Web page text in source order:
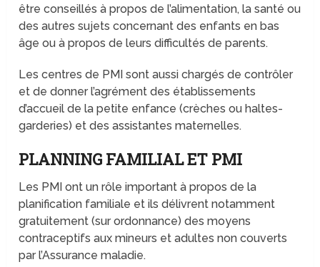
être conseillés à propos de l’alimentation, la santé ou
des autres sujets concernant des enfants en bas
âge ou à propos de leurs difficultés de parents.
Les centres de PMI sont aussi chargés de contrôler
et de donner l’agrément des établissements
d’accueil de la petite enfance (crèches ou haltes-
garderies) et des assistantes maternelles.
PLANNING FAMILIAL ET PMI
Les PMI ont un rôle important à propos de la
planification familiale et ils délivrent notamment
gratuitement (sur ordonnance) des moyens
contraceptifs aux mineurs et adultes non couverts
par l’Assurance maladie.